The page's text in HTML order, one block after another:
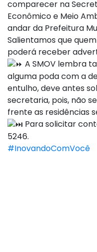
comparecer na
Econômico e Meio
andar da Prefeitura
Salientamos que
poderá receber
A SMOV lembra
alguma poda com a
entulho, deve antes
secretaria, pois, não
frente as residências
Para solicitar
5246.
#InovandoComVocê